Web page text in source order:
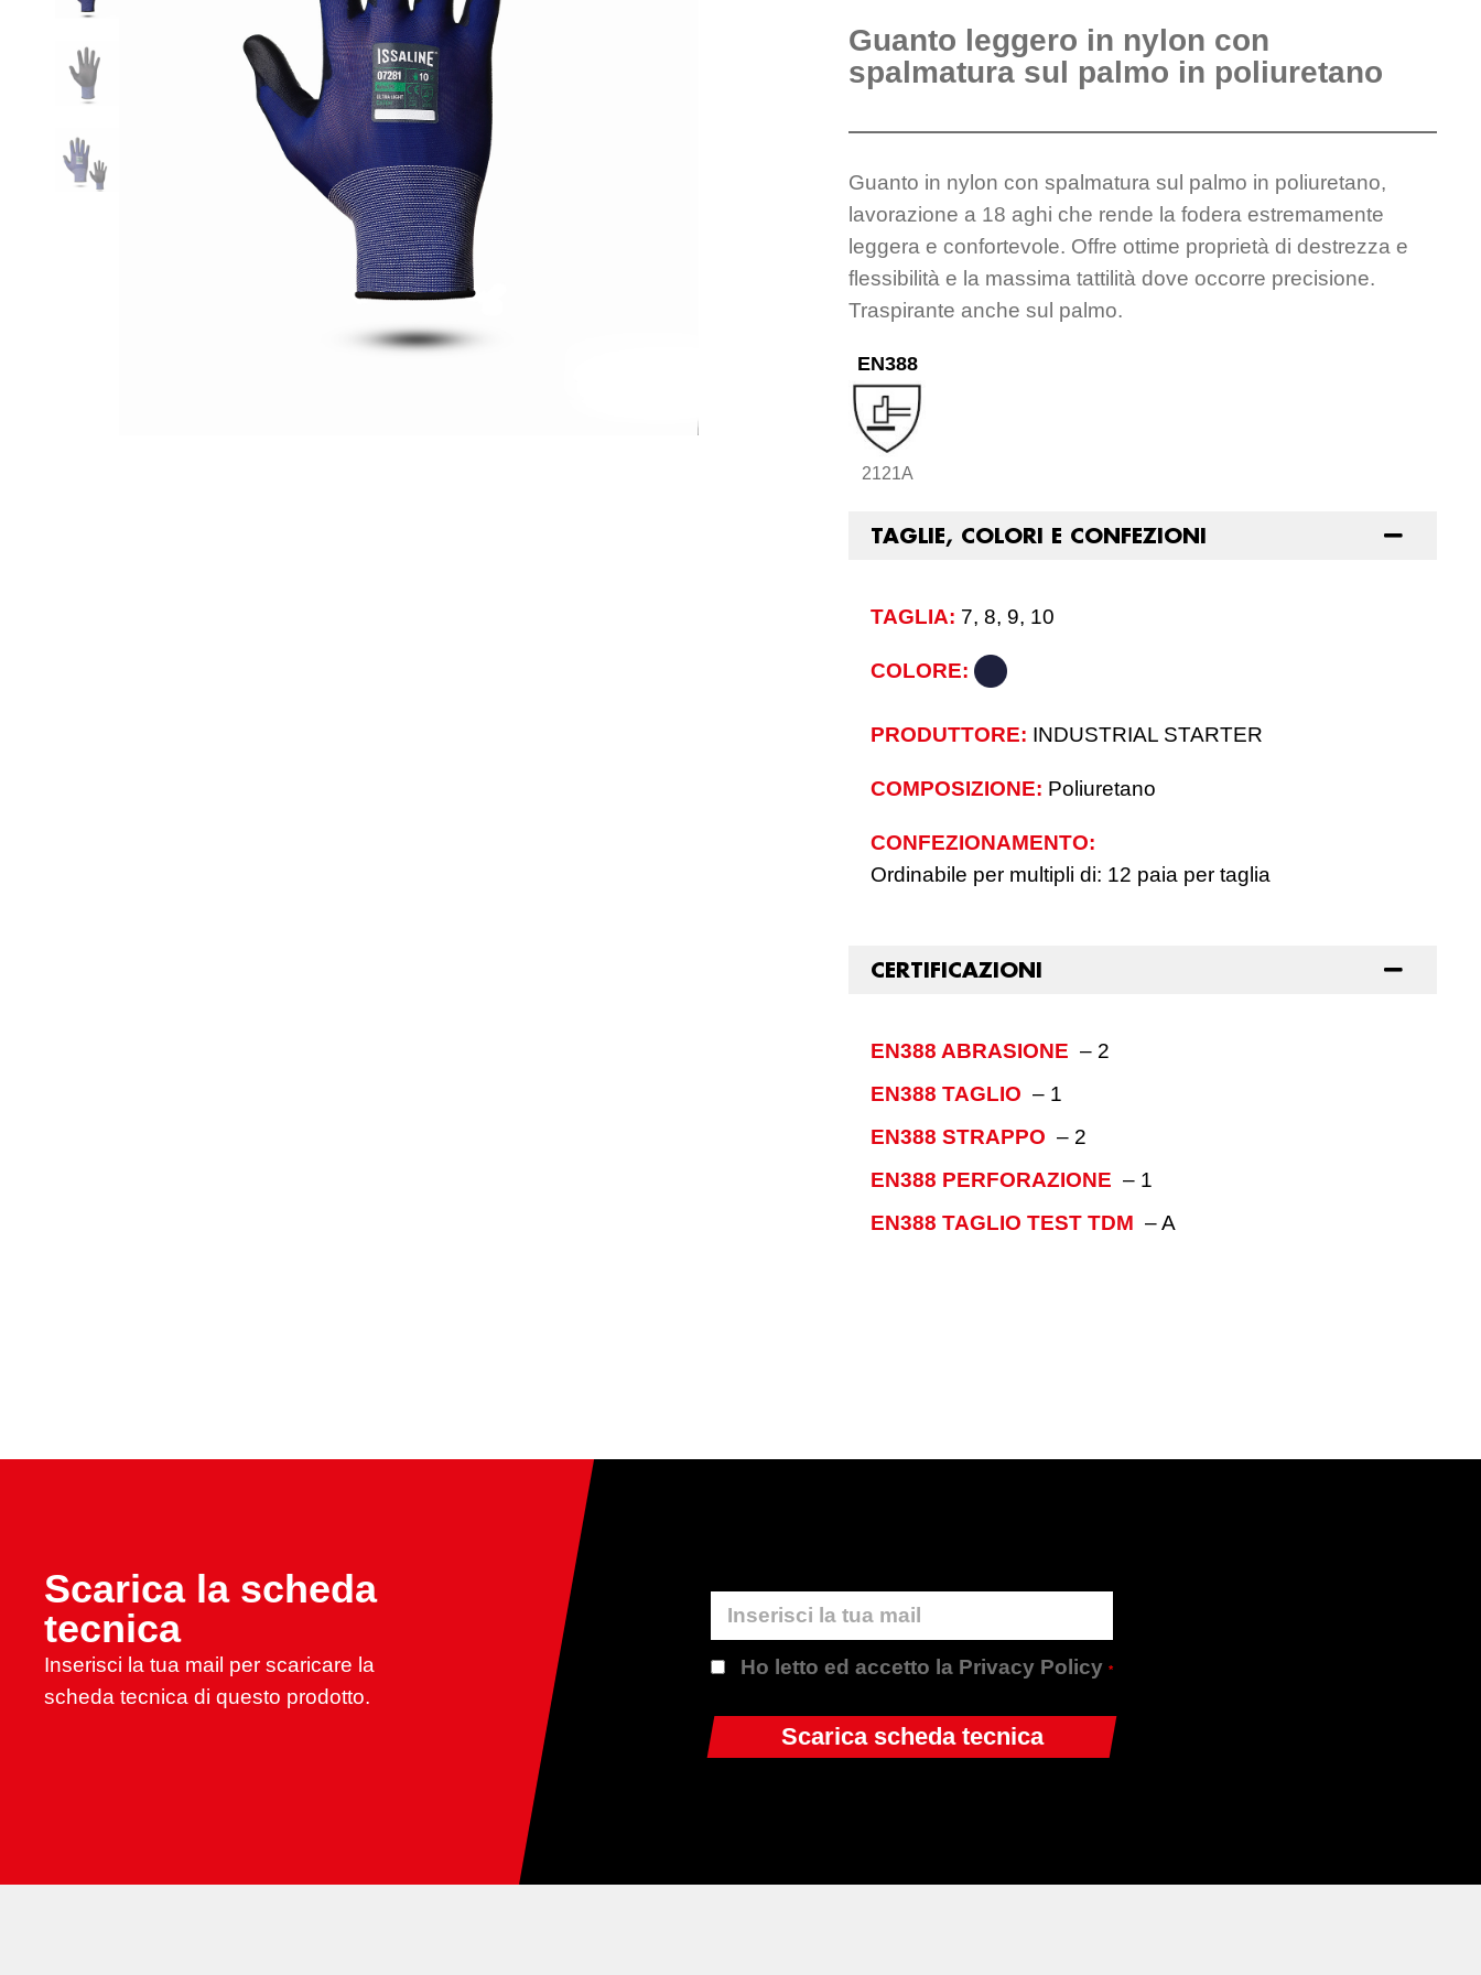
Guanto leggero in nylon con
spalmatura sul palmo in poliuretano
Guanto in nylon con spalmatura sul palmo in poliuretano,
lavorazione a 18 aghi che rende la fodera estremamente
leggera e confortevole. Offre ottime proprietà di destrezza e
flessibilità e la massima tattilità dove occorre precisione.
Traspirante anche sul palmo.
EN388
2121A
TAGLIE, COLORI E CONFEZIONI
TAGLIA: 7, 8, 9, 10
COLORE:
PRODUTTORE: INDUSTRIAL STARTER
COMPOSIZIONE: Poliuretano
CONFEZIONAMENTO:
Ordinabile per multipli di: 12 paia per taglia
CERTIFICAZIONI
EN388 ABRASIONE – 2
EN388 TAGLIO – 1
EN388 STRAPPO – 2
EN388 PERFORAZIONE – 1
EN388 TAGLIO TEST TDM –A
Scarica la scheda
tecnica
Inserisci la tua mail per scaricare la
scheda tecnica di questo prodotto.
Ho letto ed accetto la Privacy Policy*